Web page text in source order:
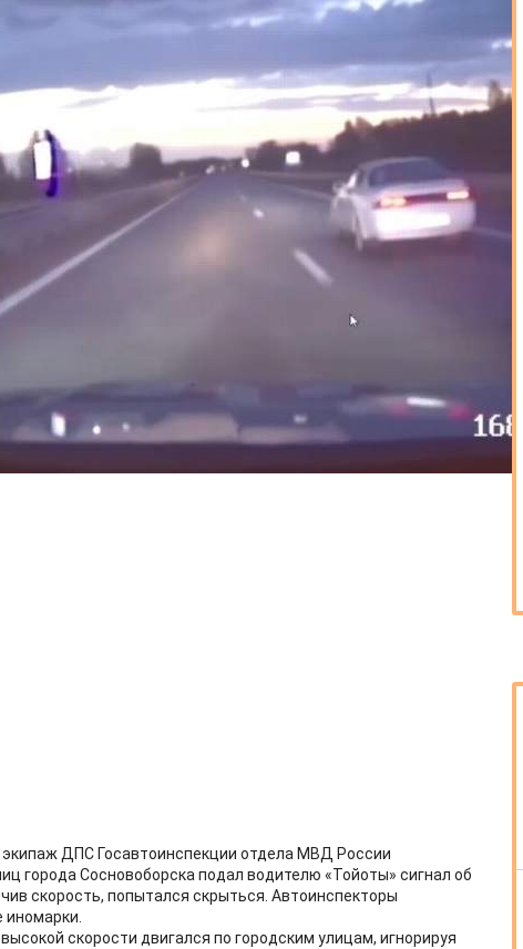
ДПС Госавтоинспекции отдела МВД России
города Сосновоборска подал водителю «Тойоты» сигнал об
скорость, попытался скрыться. Автоинспекторы
иномарки.
скорости двигался по городским улицам, игнорируя